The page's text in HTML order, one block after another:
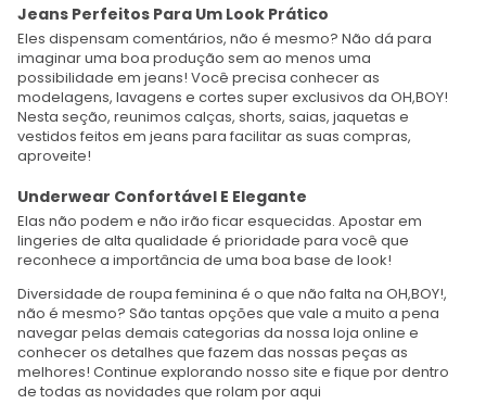
Jeans Perfeitos Para Um Look Prático
Eles dispensam comentários, não é mesmo? Não dá para
imaginar uma boa produção sem ao menos uma
possibilidade em jeans! Você precisa conhecer as
modelagens, lavagens e cortes super exclusivos da OH,BOY!
Nesta seção, reunimos calças, shorts, saias, jaquetas e
vestidos feitos em jeans para facilitar as suas compras,
aproveite!
Underwear Confortável E Elegante
Elas não podem e não irão ficar esquecidas. Apostar em
lingeries de alta qualidade é prioridade para você que
reconhece a importância de uma boa base de look!
Diversidade de roupa feminina é o que não falta na OH,BOY!,
não é mesmo? São tantas opções que vale a muito a pena
navegar pelas demais categorias da nossa loja online e
conhecer os detalhes que fazem das nossas peças as
melhores! Continue explorando nosso site e fique por dentro
de todas as novidades que rolam por aqui